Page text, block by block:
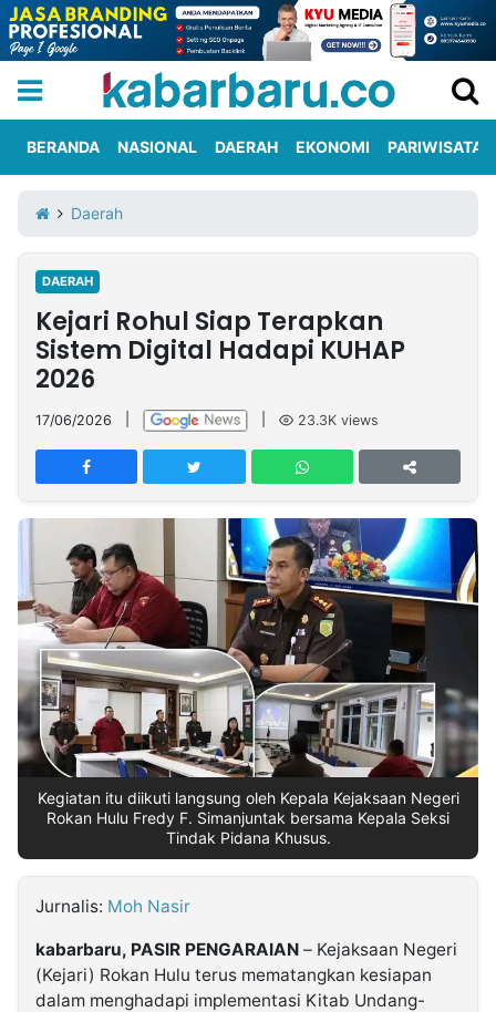
Iklan
Berita
Kami
Nasional
International
Olahraga
Entertainment
Daerah
Pariwisata
Kuliner
Kolom
Network
PT
TREETAN
INDONESIA
Partner
Insight
NTB
Suara
Time
Lens
IDN
Daily
Jogja
Jalan
Rakyat
Idealita
News
Kita
Notice
Dinamikapost.com
Radar
Baru
Seedbacklink
Follow
Kabarbaru
BERANDA NASIONAL DAERAH EKONOMI PARIWISATA
Daerah
DAERAH
Kejari Rohul Siap Terapkan
Sistem Digital Hadapi KUHAP
2026
17/06/2026 23.3K views
Kegiatan itu diikuti langsung oleh Kepala Kejaksaan Negeri
Rokan Hulu Fredy F. Simanjuntak bersama Kepala Seksi
Tindak Pidana Khusus.
Jurnalis: Moh Nasir
kabarbaru, PASIR PENGARAIAN – Kejaksaan Negeri
(Kejari) Rokan Hulu terus mematangkan kesiapan
dalam menghadapi implementasi Kitab Undang-